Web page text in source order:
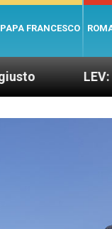
PAPA FRANCESCO
LEV: “Papa